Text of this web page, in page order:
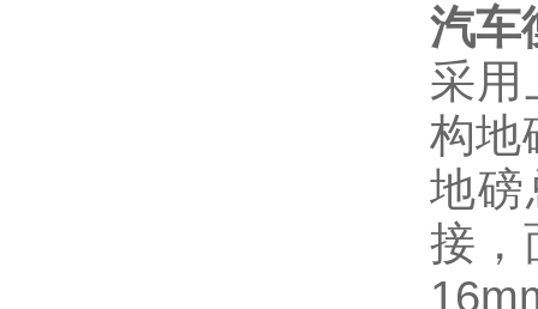
汽车
采用
构地
地磅
接，